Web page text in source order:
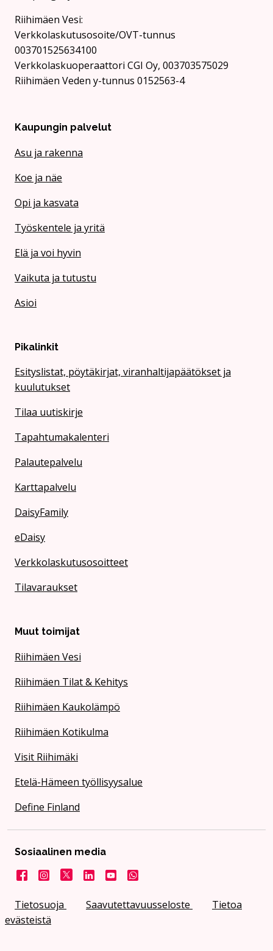
Rii­hi­mäen Vesi:
Verkkolaskutusosoite/OVT-tunnus
003701525634100
Verkkolaskuoperaattori CGI Oy, 003703575029
Riihimäen Veden y-tunnus 0152563-4
Kaupungin palvelut
Asu ja rakenna
Koe ja näe
Opi ja kasvata
Työskentele ja yritä
Elä ja voi hyvin
Vaikuta ja tutustu
Asioi
Pikalinkit
Esityslistat, pöytäkirjat, viranhaltijapäätökset ja
kuulutukset
Tilaa uutiskirje
Tapahtumakalenteri
Palautepalvelu
Karttapalvelu
DaisyFamily
eDaisy
Verkkolaskutusosoitteet
Tilavaraukset
Muut toimijat
Riihimäen Vesi
Riihimäen Tilat & Kehitys
Riihimäen Kaukolämpö
Riihimäen Kotikulma
Visit Riihimäki
Etelä-Hämeen työllisyysalue
Define Finland
Tietosuoja Saavutettavuusseloste
Tietoa
evästeistä
Sosiaalinen media
FacebookInstagram
X LinkedInYouTubeKaupunki WhatsApissa